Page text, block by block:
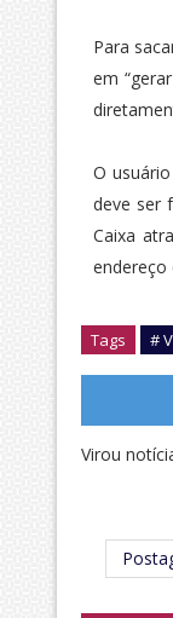
Para
em
O
deve ser
Caixa
endereço
Tags #
Virou